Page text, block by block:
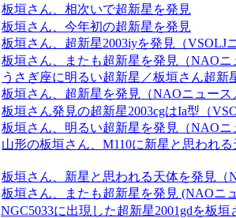
板垣さん、相次いで超新星を発見
板垣さん、今年初の超新星を発見
板垣さん、超新星2003iyを発見（VSOLJ
板垣さん、またも超新星を発見（NAOニ
うさぎ座に明るい超新星／板垣さん超新
板垣さん、超新星を発見（NAOニュース
板垣さん発見の超新星2003cgはIa型（
板垣さん、明るい超新星を発見（NAOニ
山形の板垣さん、M110に新星と思われ
板垣さん、新星と思われる天体を発見（
板垣さん、またも超新星を発見 (NAOニ
NGC5033に出現した超新星2001gdを板